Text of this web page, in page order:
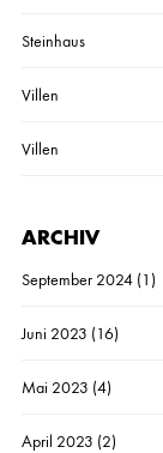
Steinhaus
Villen
Villen
ARCHIV
September 2024(1)
Juni 2023 (16)
Mai 2023 (4)
April 2023 (2)